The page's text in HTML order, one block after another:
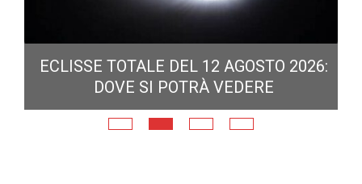
ECLISSE TOTALE DEL 12 AGOSTO 2026:
DOVE SI POTRÀ VEDERE